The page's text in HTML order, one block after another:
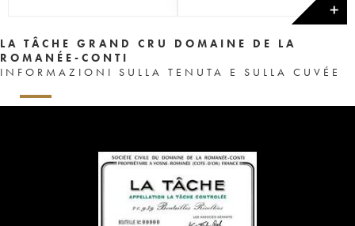
✕
LA TÂCHE GRAND CRU DOMAINE DE LA
ROMANÉE-CONTI
INFORMAZIONI SULLA TENUTA E SULLA CUVÉE